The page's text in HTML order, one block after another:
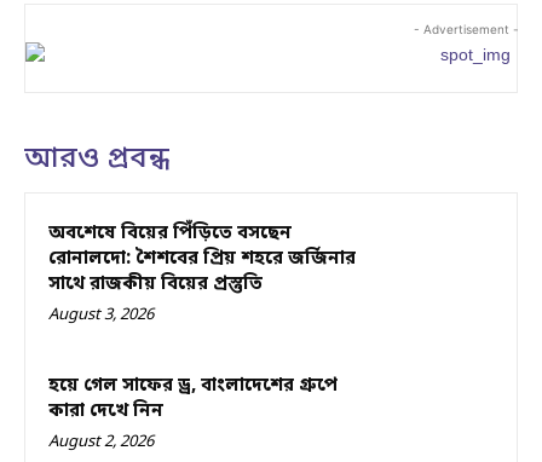
- Advertisement -
আরও প্রবন্ধ
অবশেষে বিয়ের পিঁড়িতে বসছেন
রোনালদো: শৈশবের প্রিয় শহরে জর্জিনার
সাথে রাজকীয় বিয়ের প্রস্তুতি
August 3, 2026
হয়ে গেল সাফের ড্র, বাংলাদেশের গ্রুপে
কারা দেখে নিন
August 2, 2026